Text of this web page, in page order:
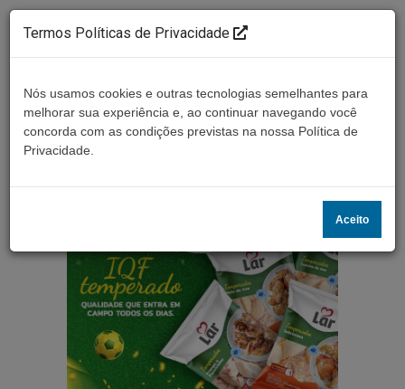
Termos Políticas de Privacidade
Nós usamos cookies e outras tecnologias semelhantes para
melhorar sua experiência e, ao continuar navegando você
concorda com as condições previstas na nossa Política de
Privacidade.
Aceito